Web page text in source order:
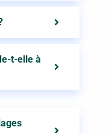
t-elle à